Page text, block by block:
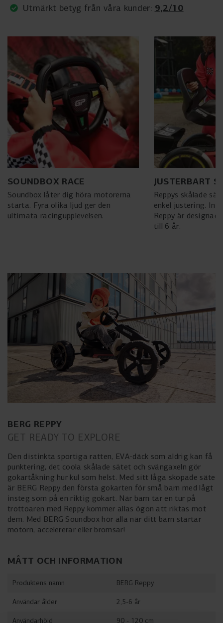
SOUNDBOX RACE
Soundbox låter dig höra motorerna
starta. Fyra olika ljud ger den
ultimata racingupplevelsen.
JUSTERBART
Reppys skålade
enkel justering.
Reppy är
till 6 år.
BERG REPPY
GET READY TO EXPLORE
Den distinkta sportiga ratten, EVA-däck som aldrig kan få
punktering, det coola skålade sätet och svängaxeln gör
gokartåkning hur kul som helst. Med sitt låga skopade säte
är BERG Reppy den första gokarten för små barn med lågt
insteg som på en riktig gokart. När barn tar en tur på
trottoaren med Reppy kommer allas ögon att riktas mot
dem. Med BERG Soundbox hör alla när ditt barn startar
motorn, accelererar eller bromsar!
MÅTT OCH INFORMATION
Produktens namn BERG Reppy
Användar ålder 2,5-6 år
Användarhöjd 90 - 120 cm
Utmärkt betyg från våra kunder: 9,2/10